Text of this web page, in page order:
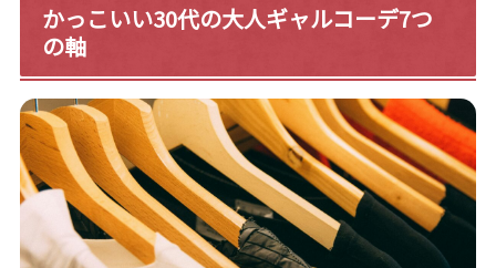
かっこいい30代の大人ギャルコーデ7つ
の軸